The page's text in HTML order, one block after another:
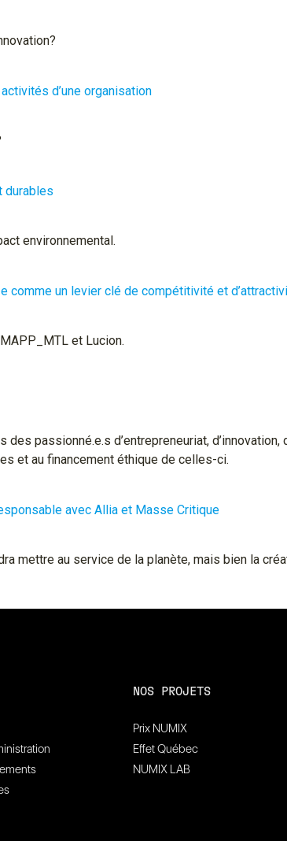
d’une organisation
durables
environnemental.
comme un levier clé de compétitivité et
et Lucion.
passionné.e.s d’entrepreneuriat,
et au financement éthique de celles-ci.
avec Allia et Masse Critique
mettre au service de la planète, mais bien la
NOS PROJETS
Prix NUMIX
Effet Québec
NUMIX LAB